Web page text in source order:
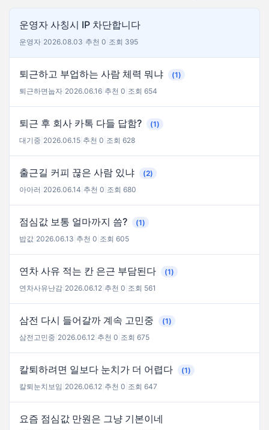
운영자 사칭시 IP 차단합니다
운영자 2026.08.03 추천 0 조회 395
퇴근하고 부업하는 사람 체력 뭐냐
(1)
퇴근하면눕자 2026.06.16 추천 0 조회 654
퇴근 후 회사 카톡 다들 답함?
(1)
대기중 2026.06.15 추천 0 조회 628
출근길 커피 끊은 사람 있냐
(2)
아아러 2026.06.14 추천 0 조회 680
점심값 보통 얼마까지 씀?
(1)
밥값 2026.06.13 추천 0 조회 605
연차 사유 적는 칸 은근 부담된다
(1)
연차사유난감 2026.06.12 추천 0 조회 561
삼전 다시 들어갈까 계속 고민중
(1)
삼전고민중 2026.06.12 추천 0 조회 675
칼퇴하려면 일보다 눈치가 더 어렵다
(1)
칼퇴눈치보임 2026.06.12 추천 0 조회 647
요즘 점심값 만원은 그냥 기본이네